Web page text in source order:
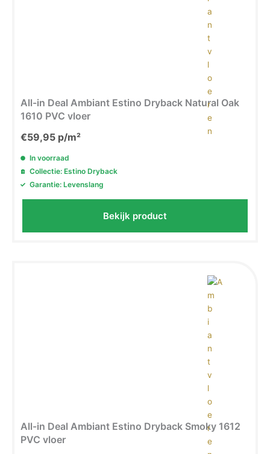
All-in Deal Ambiant Estino Dryback Natural Oak
1610 PVC vloer
€59,95 p/m²
In voorraad
Collectie: Estino Dryback
Garantie: Levenslang
Bekijk product
All-in Deal Ambiant Estino Dryback Smoky 1612
PVC vloer